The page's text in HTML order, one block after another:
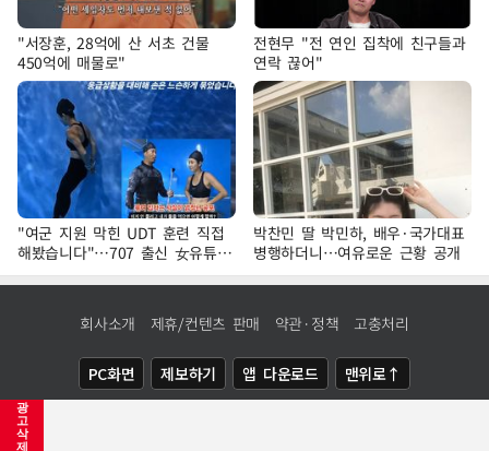
광
고
삭
제
"서장훈, 28억에 산 서초 건물
450억에 매물로"
전현무 "전 연인 집착에 친구들과
연락 끊어"
"여군 지원 막힌 UDT 훈련 직접
해봤습니다"…707 출신 女유튜버
'완벽 소화'
박찬민 딸 박민하, 배우·국가대표
병행하더니…여유로운 근황 공개
회사소개 제휴/컨텐츠 판매 약관·정책 고충처리
PC화면 제보하기 앱 다운로드 맨위로↑